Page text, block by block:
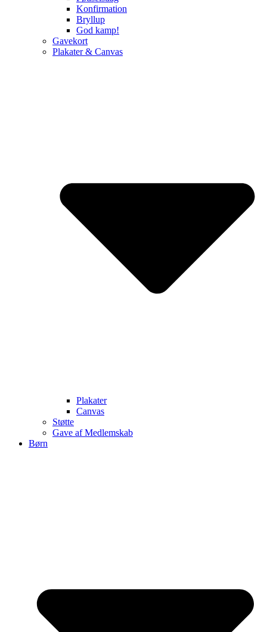
Konfirmation
Bryllup
God kamp!
Gavekort
Plakater & Canvas
Plakater
Canvas
Støtte
Gave af Medlemskab
Børn